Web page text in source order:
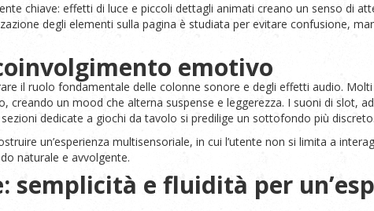
chiave: effetti di luce e piccoli dettagli animati creano un senso di
degli elementi sulla pagina è studiata per evitare confusione,
emotivo
il ruolo fondamentale delle colonne sonore e degli effetti audio.
creando un mood che alterna suspense e leggerezza. I suoni di slot,
dedicate a giochi da tavolo si predilige un sottofondo più discreto.
un’esperienza multisensoriale, in cui l’utente non si limita a
naturale e avvolgente.
semplicità e fluidità per